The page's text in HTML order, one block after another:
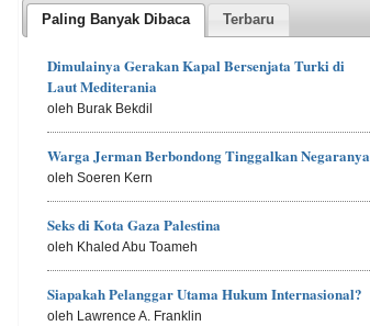
Paling Banyak Dibaca Terbaru
Dimulainya Gerakan Kapal Bersenjata Turki di
Laut Mediterania
oleh Burak Bekdil
Warga Jerman Berbondong Tinggalkan Negaranya
oleh Soeren Kern
Seks di Kota Gaza Palestina
oleh Khaled Abu Toameh
Siapakah Pelanggar Utama Hukum Internasional?
oleh Lawrence A. Franklin